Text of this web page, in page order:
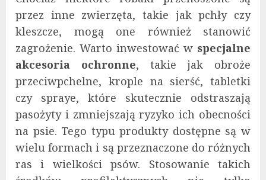
przez inne zwierzęta, takie jak pchły czy
kleszcze, mogą one również stanowić
zagrożenie. Warto inwestować w specjalne
akcesoria ochronne, takie jak obroże
przeciwpchelne, krople na sierść, tabletki
czy spraye, które skutecznie odstraszają
pasożyty i zmniejszają ryzyko ich obecności
na psie. Tego typu produkty dostępne są w
wielu formach i są przeznaczone do różnych
ras i wielkości psów. Stosowanie takich